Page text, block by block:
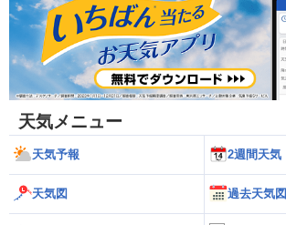
天気メニュー
天気予報 2週間天気
天気図 過去天気図